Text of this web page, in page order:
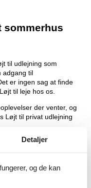
sommerhus
til udlejning som
adgang til
er ingen sag at finde
til leje hos os.
der venter, og
Løjt til privat udlejning
Strand,
Detaljer
og de kan